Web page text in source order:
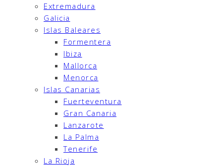
Extremadura
Galicia
Islas Baleares
Formentera
Ibiza
Mallorca
Menorca
Islas Canarias
Fuerteventura
Gran Canaria
Lanzarote
La Palma
Tenerife
La Rioja